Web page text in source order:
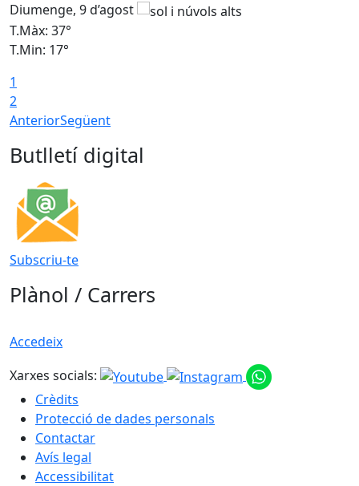
Diumenge, 9 d’agost
T.Màx: 37°
T.Min: 17°
1
2
AnteriorSegüent
Butlletí digital
Subscriu-te
Plànol / Carrers
Accedeix
Xarxes socials:
Crèdits
Protecció de dades personals
Contactar
Avís legal
Accessibilitat